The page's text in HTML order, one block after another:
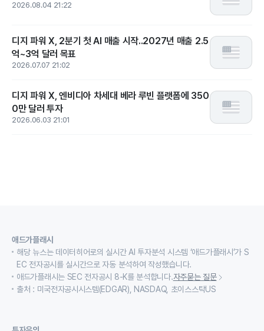
2026.08.04 21:22
디지 파워 X, 2분기 첫 AI 매출 시작..2027년 매출 2.5
억~3억 달러 목표
2026.07.07 21:02
디지 파워 X, 엔비디아 차세대 베라 루빈 플랫폼에 350
0만 달러 투자
2026.06.03 21:01
애드가플래시
해당 뉴스는 데이터히어로의 실시간 AI 투자분석 시스템 ‘애드가플래시’가 S
EC 전자공시를 실시간으로 자동 분석하여 작성했습니다.
애드가플래시는 SEC 전자공시 8-K를 분석합니다.자주묻는 질문
출처 : 미국전자공시시스템(EDGAR), NASDAQ, 초이스스탁US